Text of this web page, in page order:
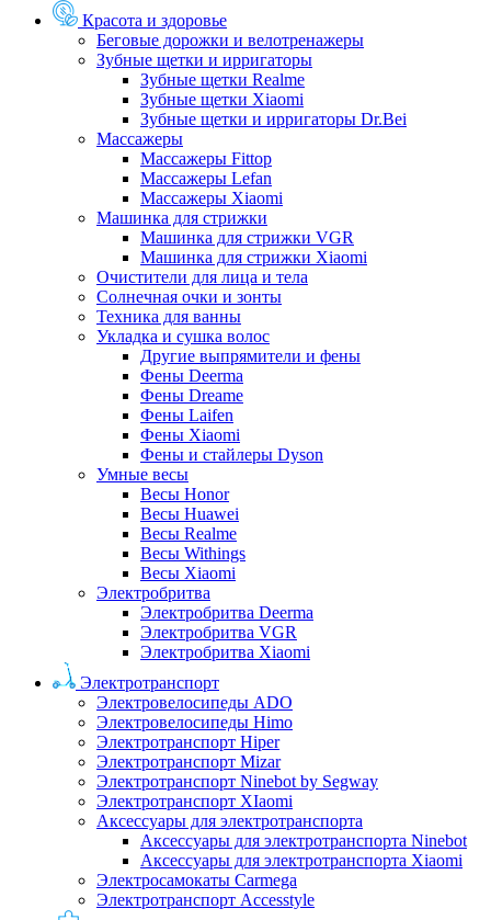
Красота и здоровье
Беговые дорожки и велотренажеры
Зубные щетки и ирригаторы
Зубные щетки Realme
Зубные щетки Xiaomi
Зубные щетки и ирригаторы Dr.Bei
Массажеры
Массажеры Fittop
Массажеры Lefan
Массажеры Xiaomi
Машинка для стрижки
Машинка для стрижки VGR
Машинка для стрижки Xiaomi
Очистители для лица и тела
Солнечная очки и зонты
Техника для ванны
Укладка и сушка волос
Другие выпрямители и фены
Фены Deerma
Фены Dreame
Фены Laifen
Фены Xiaomi
Фены и стайлеры Dyson
Умные весы
Весы Honor
Весы Huawei
Весы Realme
Весы Withings
Весы Xiaomi
Электробритва
Электробритва Deerma
Электробритва VGR
Электробритва Xiaomi
Электротранспорт
Электровелосипеды ADO
Электровелосипеды Himo
Электротранспорт Hiper
Электротранспорт Mizar
Электротранспорт Ninebot by Segway
Электротранспорт XIaomi
Аксессуары для электротранспорта
Аксессуары для электротранспорта Ninebot
Аксессуары для электротранспорта Xiaomi
Электросамокаты Carmega
Электротранспорт Accesstyle